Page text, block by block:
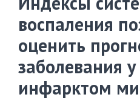
воспаления
оценить
заболевания
инфарктом